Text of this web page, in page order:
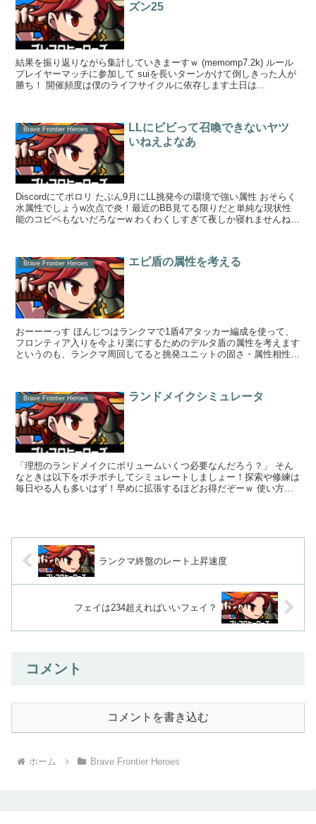
ズン25
結果を振り返りながら集計していきまーすｗ (memomp7.2k) ルール
プレイヤーマッチに参加して suiを長いターンかけて倒しきった人が
勝ち！ 開催頻度は僕のライフサイクルに依存します土日は...
Brave Frontier Heroes
LLにビビって召喚できないヤツ
いねえよなあ
Discordにてポロリ たぶん9月にLL挑発今の環境で強い属性 おそらく
水属性でしょうw次点で炎！最近のBB見てる限りだと単純な現状性
能のコピペもないだろなーw わくわくしすぎて夜しか寝れませんね！
Brave Frontier Heroes エピ盾の属性を考える
おーーーっす ほんじつはランクマで1盾4アタッカー編成を使って、
フロンティア入りを今より楽にするためのデルタ盾の属性を考えます
というのも、ランクマ周回してると挑発ユニットの固さ・属性相性が
Brave Frontier Heroes ランドメイクシミュレータ
「理想のランドメイクにボリュームいくつ必要なんだろう？」 そん
なときは以下をポチポチしてシミュレートしましょー！探索や修練は
毎日やる人も多いはず！早めに拡張するほどお得だぞーｗ 使い方
ランクマ終盤のレート上昇速度
フェイは234超えればいいフェイ？
コメント
コメントを書き込む
ホーム Brave Frontier Heroes